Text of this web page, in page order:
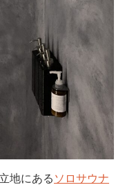
地にある ソロサウナ